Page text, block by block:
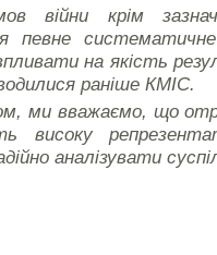
війни крім
певне
на якість
раніше КМІС.
ми вважаємо, що
високу
аналізувати